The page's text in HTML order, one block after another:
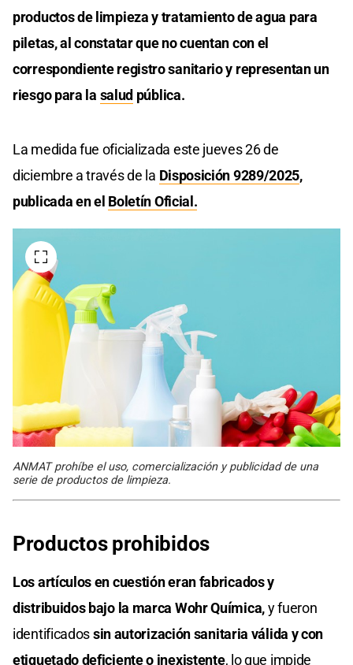
productos de limpieza y tratamiento de agua para
piletas, al constatar que no cuentan con el
correspondiente registro sanitario y representan un
riesgo para la salud pública.
La medida fue oficializada este jueves 26 de
diciembre a través de la Disposición 9289/2025,
publicada en el Boletín Oficial.
ANMAT prohíbe el uso, comercialización y publicidad de una
serie de productos de limpieza.
Productos prohibidos
Los artículos en cuestión eran fabricados y
distribuidos bajo la marca Wohr Química,y fueron
identificadossin autorización sanitaria válida y con
etiquetado deficiente o inexistente, lo que impide